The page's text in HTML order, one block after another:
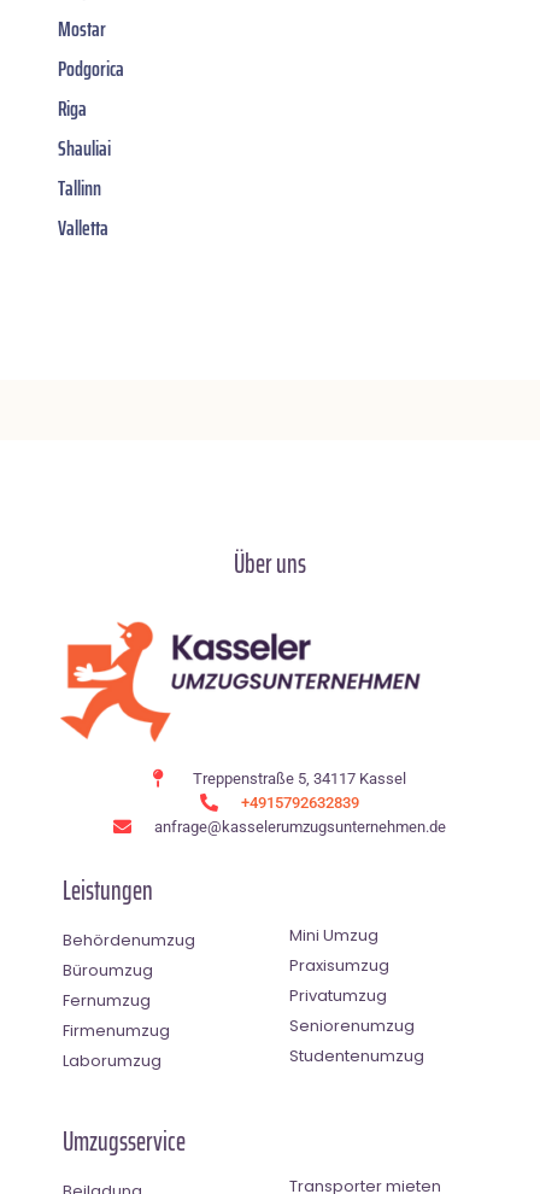
Mostar
Podgorica
Riga
Shauliai
Tallinn
Valletta
Über uns
Treppenstraße 5, 34117 Kassel
+4915792632839
anfrage@kasselerumzugsunternehmen.de
Leistungen
Behördenumzug
Büroumzug
Fernumzug
Firmenumzug
Laborumzug
Mini Umzug
Praxisumzug
Privatumzug
Seniorenumzug
Studentenumzug
Umzugsservice
Transporter mieten